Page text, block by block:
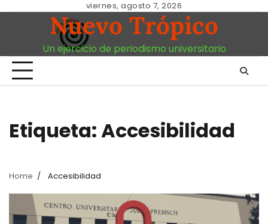
viernes, agosto 7, 2026
Nuevo Trópico
Un ejercicio de periodismo universitario
Etiqueta:Accesibilidad
Home Accesibilidad